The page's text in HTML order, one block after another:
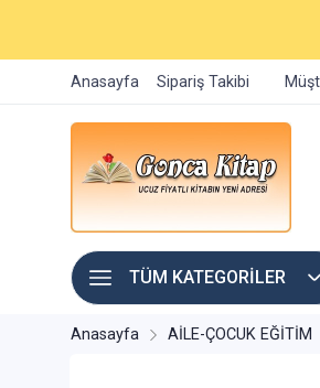
Anasayfa Sipariş Takibi
TÜM KATEGORİLER
Anasayfa AİLE-ÇOCUK EĞİTİM